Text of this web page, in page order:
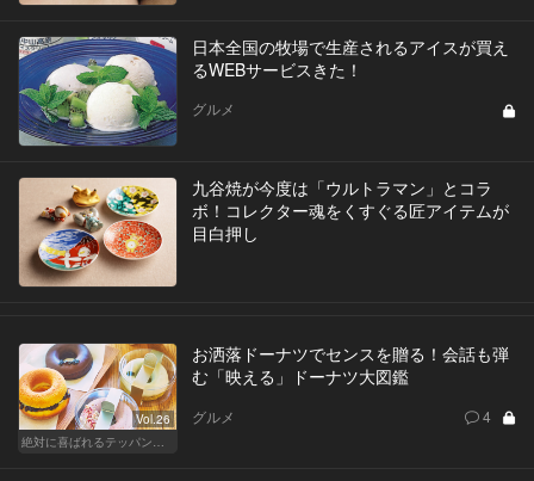
日本全国の牧場で生産されるアイスが買え
るWEBサービスきた！
グルメ
九谷焼が今度は「ウルトラマン」とコラ
ボ！コレクター魂をくすぐる匠アイテムが
目白押し
Vol.26
絶対に喜ばれるテッパン手土産
お洒落ドーナツでセンスを贈る！会話も弾
む「映える」ドーナツ大図鑑
グルメ 4